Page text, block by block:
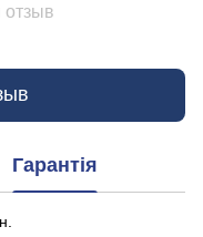
отзыв
Гарантія